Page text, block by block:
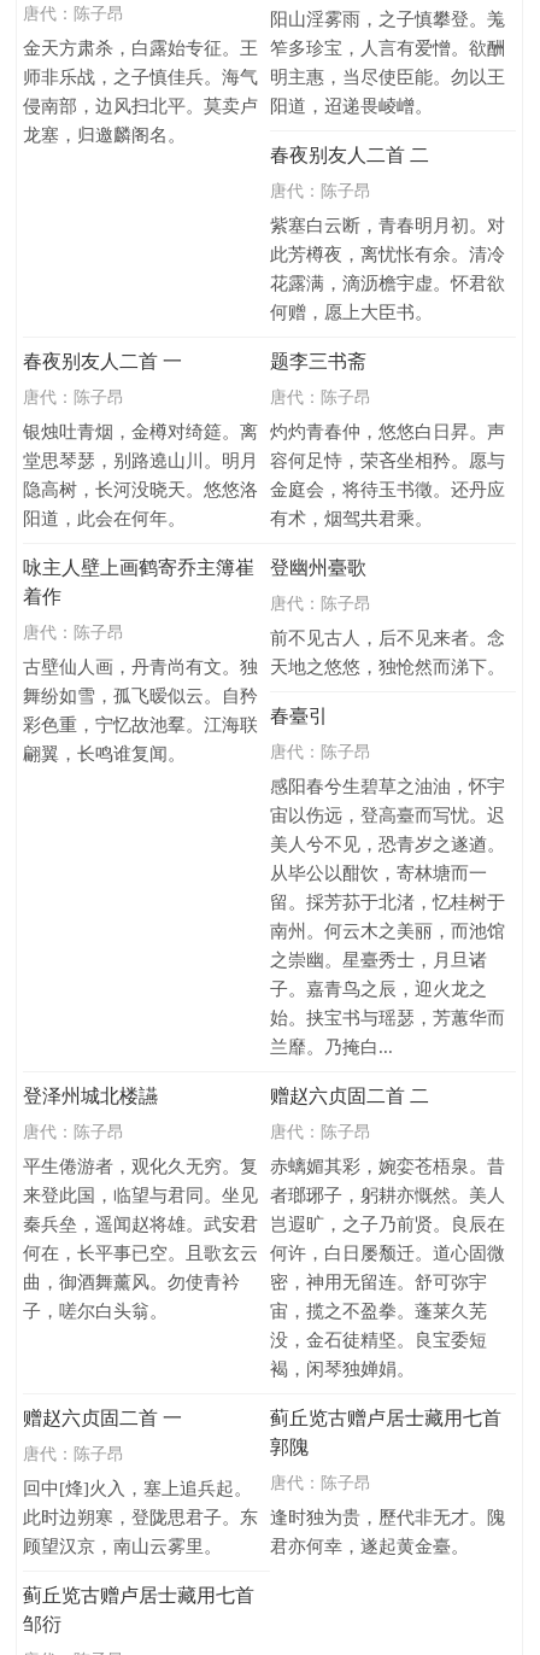
唐代： 陈子昂
金天方肃杀，白露始专征。王
师非乐战，之子慎佳兵。海气
侵南部，边风扫北平。莫卖卢
龙塞，归邀麟阁名。
阳山淫雾雨，之子慎攀登。羗
笮多珍宝，人言有爱憎。欲酬
明主惠，当尽使臣能。勿以王
阳道，迢递畏崚嶒。
春夜别友人二首 二
唐代： 陈子昂
紫塞白云断，青春明月初。对
此芳樽夜，离忧怅有余。清冷
花露满，滴沥檐宇虚。怀君欲
何赠，愿上大臣书。
春夜别友人二首 一
唐代： 陈子昂
银烛吐青烟，金樽对绮筵。离
堂思琴瑟，别路遶山川。明月
隐高树，长河没晓天。悠悠洛
阳道，此会在何年。
题李三书斋
唐代： 陈子昂
灼灼青春仲，悠悠白日昇。声
容何足恃，荣吝坐相矜。愿与
金庭会，将待玉书徵。还丹应
有术，烟驾共君乘。
咏主人壁上画鹤寄乔主簿崔
着作
唐代： 陈子昂
古壁仙人画，丹青尚有文。独
舞纷如雪，孤飞暧似云。自矜
彩色重，宁忆故池羣。江海联
翩翼，长鸣谁复闻。
登幽州臺歌
唐代： 陈子昂
前不见古人，后不见来者。念
天地之悠悠，独怆然而涕下。
春臺引
唐代： 陈子昂
感阳春兮生碧草之油油，怀宇
宙以伤远，登高臺而写忧。迟
美人兮不见，恐青岁之遂遒。
从毕公以酣饮，寄林塘而一
留。採芳荪于北渚，忆桂树于
南州。何云木之美丽，而池馆
之崇幽。星臺秀士，月旦诸
子。嘉青鸟之辰，迎火龙之
始。挟宝书与瑶瑟，芳蕙华而
兰靡。乃掩白...
登泽州城北楼讌
唐代： 陈子昂
平生倦游者，观化久无穷。复
来登此国，临望与君同。坐见
秦兵垒，遥闻赵将雄。武安君
何在，长平事已空。且歌玄云
曲，御酒舞薰风。勿使青衿
子，嗟尔白头翁。
赠赵六贞固二首 二
唐代： 陈子昂
赤螭媚其彩，婉娈苍梧泉。昔
者瑯琊子，躬耕亦慨然。美人
岂遐旷，之子乃前贤。良辰在
何许，白日屡颓迁。道心固微
密，神用无留连。舒可弥宇
宙，揽之不盈拳。蓬莱久芜
没，金石徒精坚。良宝委短
褐，闲琴独婵娟。
赠赵六贞固二首 一
唐代： 陈子昂
回中[烽]火入，塞上追兵起。
此时边朔寒，登陇思君子。东
顾望汉京，南山云雾里。
蓟丘览古赠卢居士藏用七首
郭隗
唐代： 陈子昂
逢时独为贵，歷代非无才。隗
君亦何幸，遂起黄金臺。
蓟丘览古赠卢居士藏用七首
邹衍